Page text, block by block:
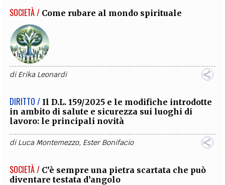
SOCIETÀ / Come rubare al mondo spirituale
diErika Leonardi
DIRITTO / Il D.L. 159/2025 e le modifiche introdotte
in ambito di salute e sicurezza sui luoghi di
lavoro: le principali novità
diLuca Montemezzo, Ester Bonifacio
SOCIETÀ / C’è sempre una pietra scartata che può
diventare testata d’angolo